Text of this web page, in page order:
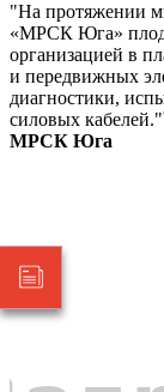
"На протяжении
«МРСК Юга»
организацией в
и передвижных
диагностики,
силовых кабелей."
МРСК Юга